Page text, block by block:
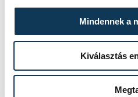
Mindennek a
Kiválasztás